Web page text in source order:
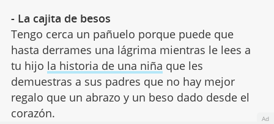
- La cajita de besos
Tengo cerca un pañuelo porque puede que
hasta derrames una lágrima mientras le lees a
tu hijo la historia de una niña que les
demuestras a sus padres que no hay mejor
regalo que un abrazo y un beso dado desde el
corazón.
Ad